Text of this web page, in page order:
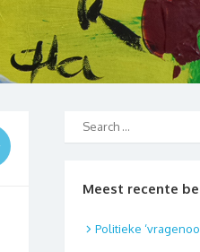
Meest recente
Politieke